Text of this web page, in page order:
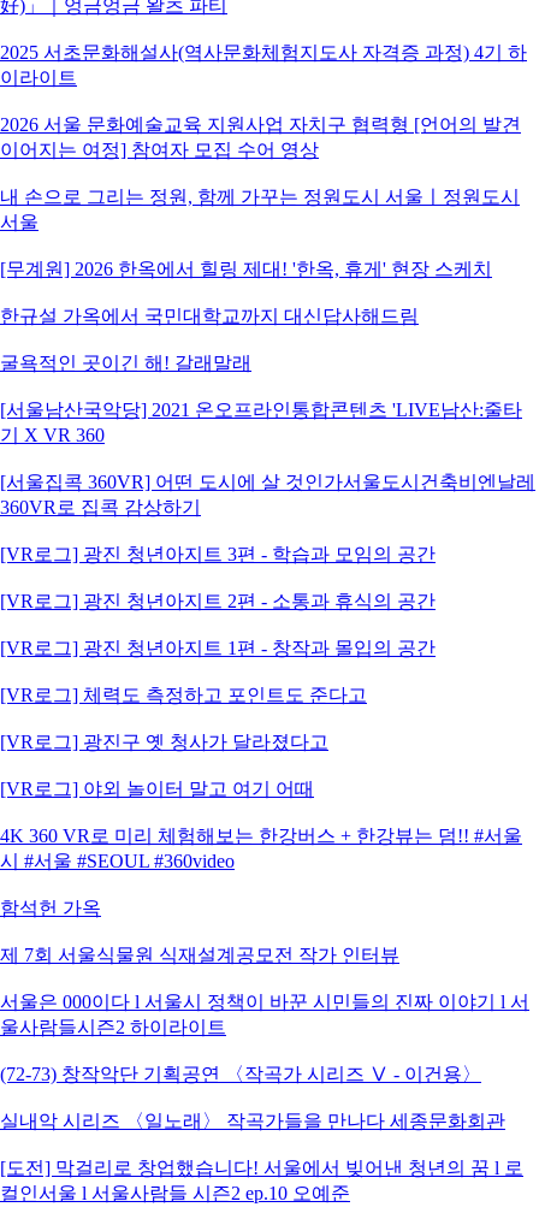
好)」｜엉금엉금 왈츠 파티
2025 서초문화해설사(역사문화체험지도사 자격증 과정) 4기 하
이라이트
2026 서울 문화예술교육 지원사업 자치구 협력형 [언어의 발견
이어지는 여정] 참여자 모집 수어 영상
내 손으로 그리는 정원, 함께 가꾸는 정원도시 서울ㅣ정원도시
서울
[무계원] 2026 한옥에서 힐링 제대! '한옥, 휴게' 현장 스케치
한규설 가옥에서 국민대학교까지 대신답사해드림
굴욕적인 곳이긴 해! 갈래말래
[서울남산국악당] 2021 온오프라인통합콘텐츠 'LIVE남산:줄타
기 X VR 360
[서울집콕 360VR] 어떤 도시에 살 것인가서울도시건축비엔날레
360VR로 집콕 감상하기
[VR로그] 광진 청년아지트 3편 - 학습과 모임의 공간
[VR로그] 광진 청년아지트 2편 - 소통과 휴식의 공간
[VR로그] 광진 청년아지트 1편 - 창작과 몰입의 공간
[VR로그] 체력도 측정하고 포인트도 준다고
[VR로그] 광진구 옛 청사가 달라졌다고
[VR로그] 야외 놀이터 말고 여기 어때
4K 360 VR로 미리 체험해보는 한강버스 + 한강뷰는 덤!! #서울
시 #서울 #SEOUL #360video
함석헌 가옥
제 7회 서울식물원 식재설계공모전 작가 인터뷰
서울은 000이다 l 서울시 정책이 바꾼 시민들의 진짜 이야기 l 서
울사람들시즌2 하이라이트
(72-73) 창작악단 기획공연 〈작곡가 시리즈 Ⅴ - 이건용〉
실내악 시리즈 〈일노래〉 작곡가들을 만나다 세종문화회관
[도전] 막걸리로 창업했습니다! 서울에서 빚어낸 청년의 꿈 l 로
컬인서울 l 서울사람들 시즌2 ep.10 오예준